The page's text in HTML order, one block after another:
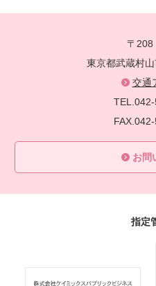
〒208
東京都武蔵村
交通
お問
指定